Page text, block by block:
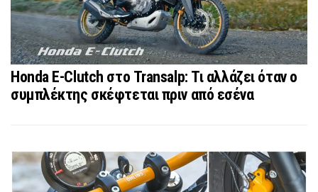
Honda E-Clutch στο Transalp: Τι αλλάζει όταν ο
συμπλέκτης σκέφτεται πριν από εσένα